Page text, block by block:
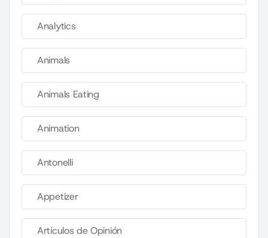
Analytics
Animals
Animals Eating
Animation
Antonelli
Appetizer
Artículos de Opinión